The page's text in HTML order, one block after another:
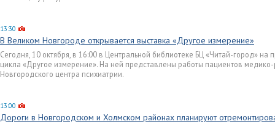
13:30
В Великом Новгороде открывается выставка «Другое измерение»
Сегодня, 10 октября, в 16:00 в Центральной библиотеке БЦ «Читай-город» на
цикла «Другое измерение». На ней представлены работы пациентов
Новгородского центра психиатрии.
13:00
Дороги в Новгородском и Холмском районах планируют